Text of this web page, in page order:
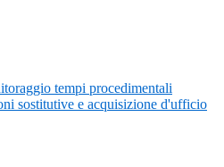
tempi procedimentali
sostitutive e acquisizione d'ufficio